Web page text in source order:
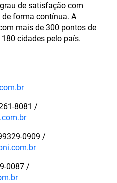
de satisfação com
de forma contínua. A
mais de 300 pontos de
cidades pelo país.
8081 /
0909 /
0087 /